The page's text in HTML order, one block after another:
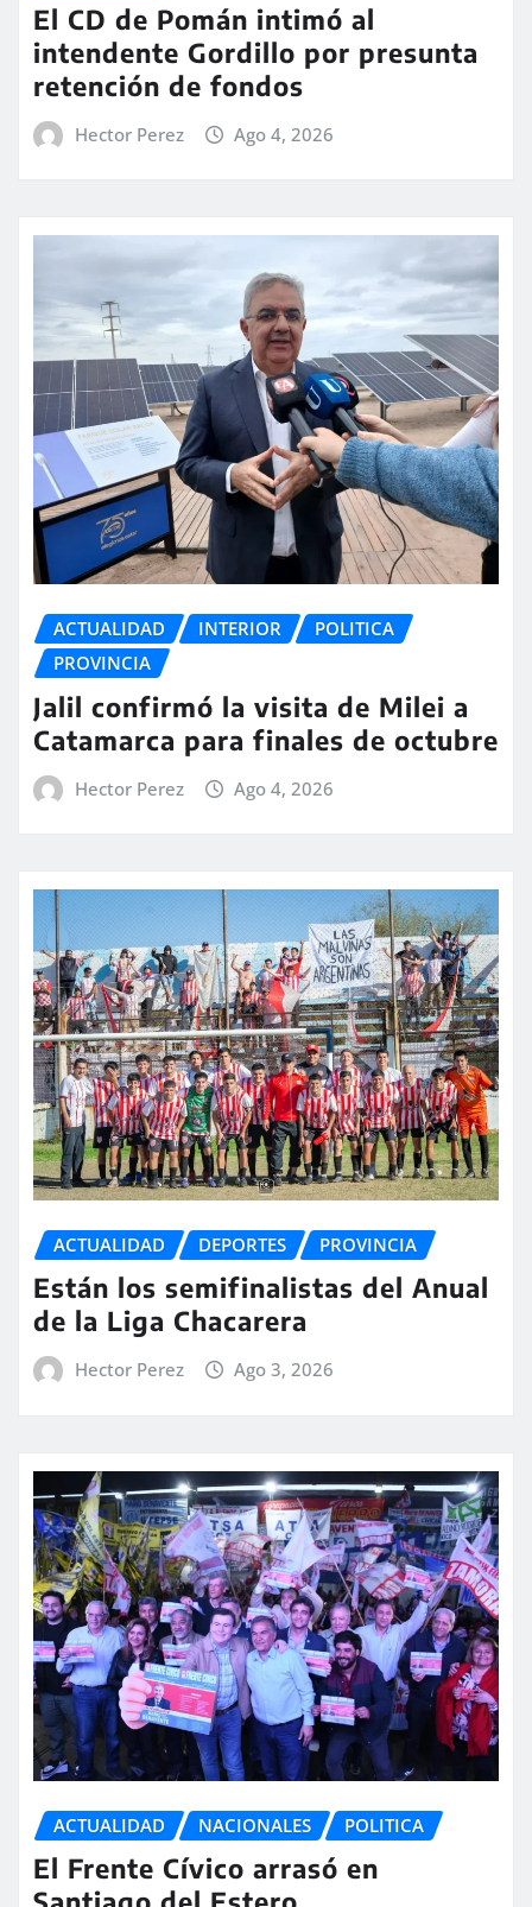
El CD de Pomán intimó al
intendente Gordillo por presunta
retención de fondos
Hector Perez Ago 4, 2026
ACTUALIDAD INTERIOR
POLITICA
PROVINCIA
Jalil confirmó la visita de Milei a
Catamarca para finales de octubre
Hector Perez Ago 4, 2026
ACTUALIDAD DEPORTES PROVINCIA
Están los semifinalistas del Anual
de la Liga Chacarera
Hector Perez Ago 3, 2026
ACTUALIDAD NACIONALES POLITICA
El Frente Cívico arrasó en